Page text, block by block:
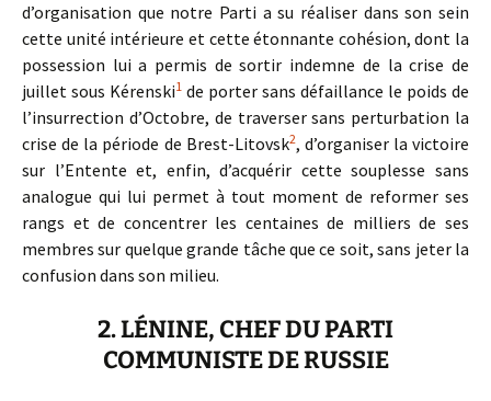
d’organisation que notre Parti a su réaliser dans son sein
cette unité intérieure et cette étonnante cohésion, dont la
possession lui a permis de sortir indemne de la crise de
juillet sous Kérenski1 de porter sans défaillance le poids de
l’insurrection d’Octobre, de traverser sans perturbation la
crise de la période de Brest-Litovsk2, d’organiser la victoire
sur l’Entente et, enfin, d’acquérir cette souplesse sans
analogue qui lui permet à tout moment de reformer ses
rangs et de concentrer les centaines de milliers de ses
membres sur quelque grande tâche que ce soit, sans jeter la
confusion dans son milieu.
2. LÉNINE, CHEF DU PARTI
COMMUNISTE DE RUSSIE